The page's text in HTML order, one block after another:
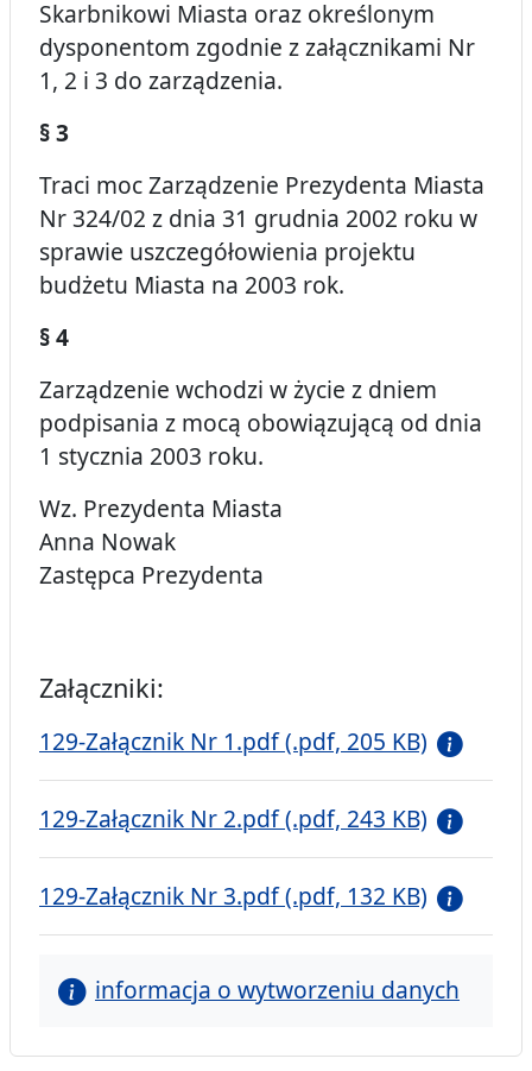
Skarbnikowi Miasta oraz określonym
dysponentom zgodnie z załącznikami Nr
1, 2 i 3 do zarządzenia.
§ 3
Traci moc Zarządzenie Prezydenta Miasta
Nr 324/02 z dnia 31 grudnia 2002 roku w
sprawie uszczegółowienia projektu
budżetu Miasta na 2003 rok.
§ 4
Zarządzenie wchodzi w życie z dniem
podpisania z mocą obowiązującą od dnia
1 stycznia 2003 roku.
Wz. Prezydenta Miasta
Anna Nowak
Zastępca Prezydenta
Załączniki:
129-Załącznik Nr 1.pdf (.pdf, 205 KB)
129-Załącznik Nr 2.pdf (.pdf, 243 KB)
129-Załącznik Nr 3.pdf (.pdf, 132 KB)
informacja o wytworzeniu danych